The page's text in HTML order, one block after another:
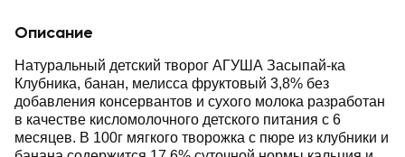
Описание
Натуральный детский творог АГУША Засыпай-ка
Клубника, банан, мелисса фруктовый 3,8% без
добавления консервантов и сухого молока разработан
в качестве кисломолочного детского питания с 6
месяцев. В 100г мягкого творожка с пюре из клубники и